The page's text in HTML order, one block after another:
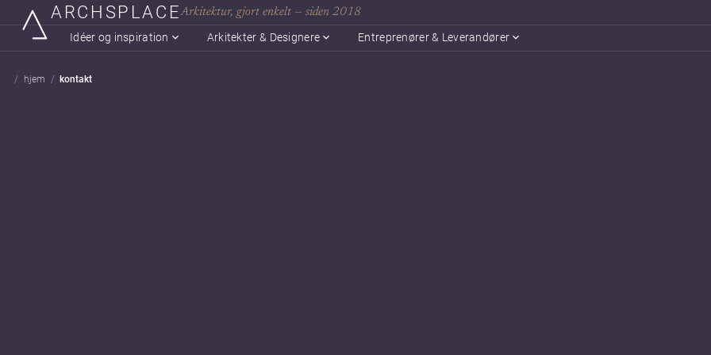
ARCHSPLACEArkitektur, gjort enkelt — siden 2018
Idéer og inspiration Arkitekter & Designere Entreprenører & Leverandører
hjem kontakt